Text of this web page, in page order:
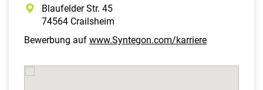
Blaufelder Str. 45
74564 Crailsheim
Bewerbung auf www.Syntegon.com/karriere